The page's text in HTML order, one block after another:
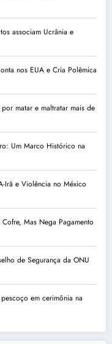
associam Ucrânia e
nos EUA e Cria Polêmica
matar e maltratar mais de
Um Marco Histórico na
Irã e Violência no México
Mas Nega Pagamento
de Segurança da ONU
em cerimônia na